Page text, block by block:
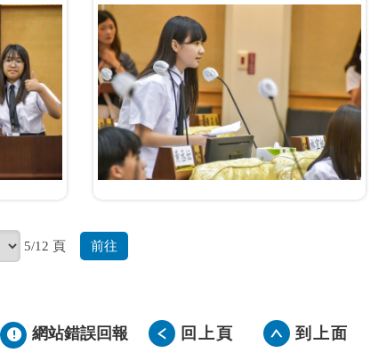
5/12 頁 前往
網站錯誤回報 回上頁 到上面